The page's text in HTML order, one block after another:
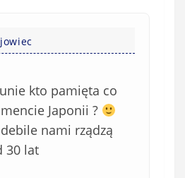
kto pamięta co
Japonii ?
nami rządzą
30 lat